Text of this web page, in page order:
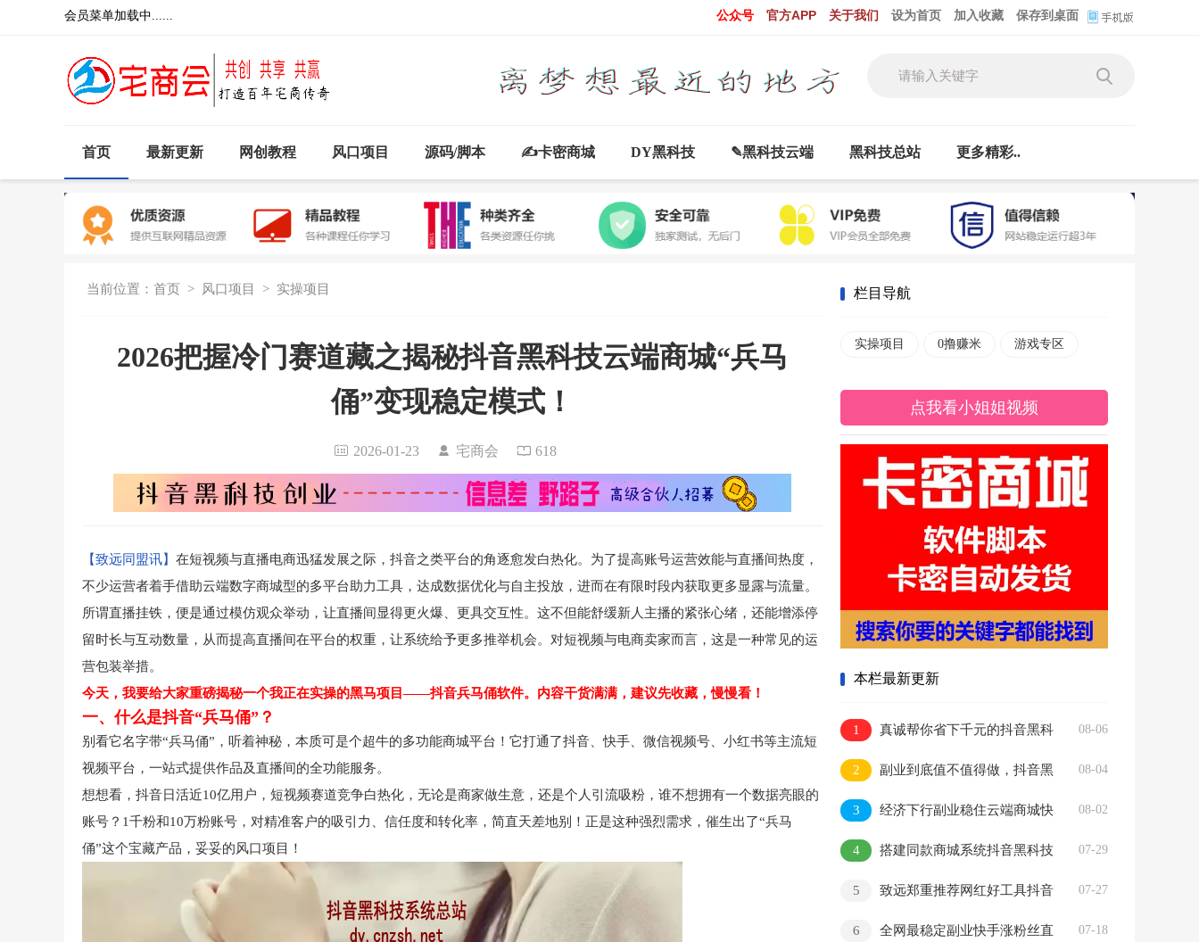
会员菜单加载中...... 公众号 官方APP 关于我们 设为首页 加入收藏 保存到桌面
首页 最新更新 网创教程 风口项目 源码/脚本 ✍卡密商城 DY黑科技 ✎黑科技云端 黑科技总站 更多精彩..
当前位置： 首页 > 风口项目 > 实操项目
2026把握冷门赛道藏之揭秘抖音黑科技云端商城“兵马
俑”变现稳定模式！
2026-01-23 宅商会 618
【致远同盟讯】 在短视频与直播电商迅猛发展之际，抖音之类平台的角逐愈发白热化。为了提高账号运营效能与直播间热度，
不少运营者着手借助云端数字商城型的多平台助力工具，达成数据优化与自主投放，进而在有限时段内获取更多显露与流量。
所谓直播挂铁，便是通过模仿观众举动，让直播间显得更火爆、更具交互性。这不但能舒缓新人主播的紧张心绪，还能增添停
留时长与互动数量，从而提高直播间在平台的权重，让系统给予更多推举机会。对短视频与电商卖家而言，这是一种常见的运
营包装举措。
今天，我要给大家重磅揭秘一个我正在实操的黑马项目——抖音兵马俑软件。内容干货满满，建议先收藏，慢慢看！
一、什么是抖音“兵马俑”？
别看它名字带“兵马俑”，听着神秘，本质可是个超牛的多功能商城平台！它打通了抖音、快手、微信视频号、小红书等主流短
视频平台，一站式提供作品及直播间的全功能服务。
想想看，抖音日活近10亿用户，短视频赛道竞争白热化，无论是商家做生意，还是个人引流吸粉，谁不想拥有一个数据亮眼的
账号？1千粉和10万粉账号，对精准客户的吸引力、信任度和转化率，简直天差地别！正是这种强烈需求，催生出了“兵马
俑”这个宝藏产品，妥妥的风口项目！
栏目导航
实操项目 0撸赚米 游戏专区
点我看小姐姐视频
本栏最新更新
08-06
1
真诚帮你省下千元的抖音黑科
技快手直播间人气涨粉点赞云端商城
免费送
08-04
2
副业到底值不值得做，抖音黑
科技快手上人涨粉云端商城真能逆袭
赚钱
08-02
3
经济下行副业稳住云端商城快
手直播间挂铁涨粉丝抖音黑科技实操
07-29
4
搭建同款商城系统抖音黑科技
07-27
5
致远郑重推荐网红好工具抖音
07-18
6
全网最稳定副业快手涨粉丝直